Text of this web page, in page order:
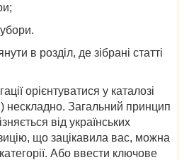
в розділ, де зібрані статті
орієнтуватися у каталозі
нескладно. Загальний принцип
від українських
що зацікавила вас, можна
Або ввести ключове